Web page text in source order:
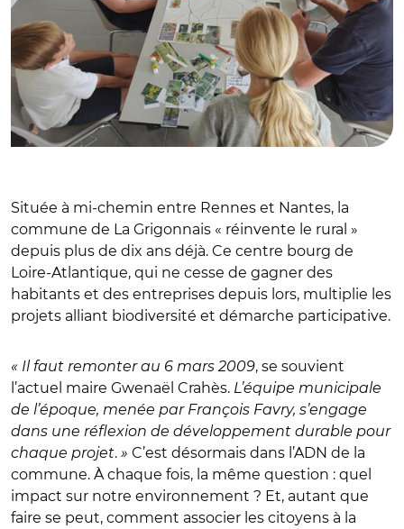
Située à mi-chemin entre Rennes et Nantes, la
commune de La Grigonnais « réinvente le rural »
depuis plus de dix ans déjà. Ce centre bourg de
Loire-Atlantique, qui ne cesse de gagner des
habitants et des entreprises depuis lors, multiplie les
projets alliant biodiversité et démarche participative.
« Il faut remonter au 6 mars 2009, se souvient
l’actuel maire Gwenaël Crahès. L’équipe municipale
de l’époque, menée par François Favry, s’engage
dans une réflexion de développement durable pour
chaque projet. » C’est désormais dans l’ADN de la
commune. À chaque fois, la même question : quel
impact sur notre environnement ? Et, autant que
faire se peut, comment associer les citoyens à la